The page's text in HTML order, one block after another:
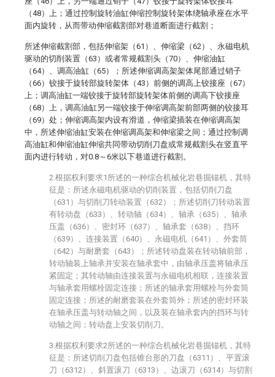
（48）上；通过控制旋转油缸伸缩控制旋转架体绕轴承座在水平
面内旋转，从而带动伸缩截割部对巷道断面进行截割；
所述伸缩截割部，包括伸缩架（61）、伸缩梁（62）、永磁电机
驱动的切削装置（63）或者常规截割头（70）、伸缩油缸
（64）、调高油缸（65）；所述伸缩调高架架体尾部通过销子
（66）铰接于旋转部旋转架体（43）前侧的调高上铰接座（67）
上；调高油缸一端铰接于旋转部旋转架体前侧的调高下铰接座
（68）上，调高油缸另一端铰接于伸缩调高架前部两侧的铰接耳
（69）处；伸缩调高架内设有滑道，伸缩梁插装在伸缩调高架
中，所述伸缩油缸安装在伸缩调高架和伸缩梁之间；通过控制调
高油缸和伸缩油缸伸缩共同带动切削刀盘或常规截割头在竖直平
面内进行转动，对0.8～6米以下巷道进行截割。
2.根据权利要求1所述的一种综合机械化岩巷掘锚机，其特
征是：所述永磁电机驱动的切削装置，包括切削刀盘
（631）与切削刀转动装置（632）；所述切削刀转动装置
有转动盘（633）、转动轴（634）、轴承（635）、轴承
压盖（636）、密封环（637）、轴承套（638）、挡环
（639）、连接装置（640）、永磁电机（641）、外套筒
（642）与耐磨套（643）；所述转动盘装在转动轴前部，
转动轴装上轴承并安装在轴承套中，由轴承压盖将轴承压
紧固定；其转动轴由连接装置与永磁电机相联，连接装置
与轴承套用螺栓固定连接；所述的轴承套用螺栓与外套筒
固定连接；所述的耐磨套装在外套筒外；所述的密封环装
在轴承压盖与转动轴之间，以及装在轴承套内的挡环与转
动轴之间；转动盘上安装切削刀。
3.根据权利要求2所述的一种综合机械化岩巷掘锚机，其特
征是：所述切削刀盘包括锥台形的刀盘（6311）、平置滚
刀（6312）、斜置滚刀（6313）、边滚刀（6314）与切割